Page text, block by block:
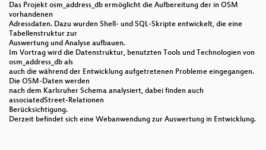
Das Projekt osm_address_db ermöglicht die Aufbereitung der in OSM
vorhandenen
Adressdaten. Dazu wurden Shell- und SQL-Skripte entwickelt, die eine
Tabellenstruktur zur
Auswertung und Analyse aufbauen.
Im Vortrag wird die Datenstruktur, benutzten Tools und Technologien von
osm_address_db als
auch die während der Entwicklung aufgetretenen Probleme eingegangen.
Die OSM-Daten werden
nach dem Karlsruher Schema analysiert, dabei finden auch
associatedStreet-Relationen
Berücksichtigung.
Derzeit befindet sich eine Webanwendung zur Auswertung in Entwicklung.